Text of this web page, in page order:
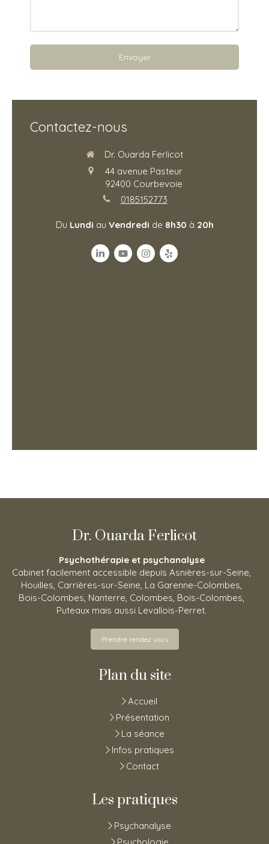
Envoyer
Contactez-nous
Dr. Ouarda Ferlicot
44 avenue Pasteur
92400 Courbevoie
0185152773
Du Lundi au Vendredi de 8h30 à 20h
Dr. Ouarda Ferlicot
Psychothérapie et psychanalyse
Cabinet facilement accessible depuis Asnières-sur-Seine,
Houilles, Carrières-sur-Seine, La Garenne-Colombes,
Bois-Colombes, Nanterre, Colombes, Bois-Colombes,
Puteaux mais aussi Levallois-Perret.
Prendre rendez vous
Plan du site
Accueil
Présentation
La séance
Infos pratiques
Contact
Les pratiques
Psychanalyse